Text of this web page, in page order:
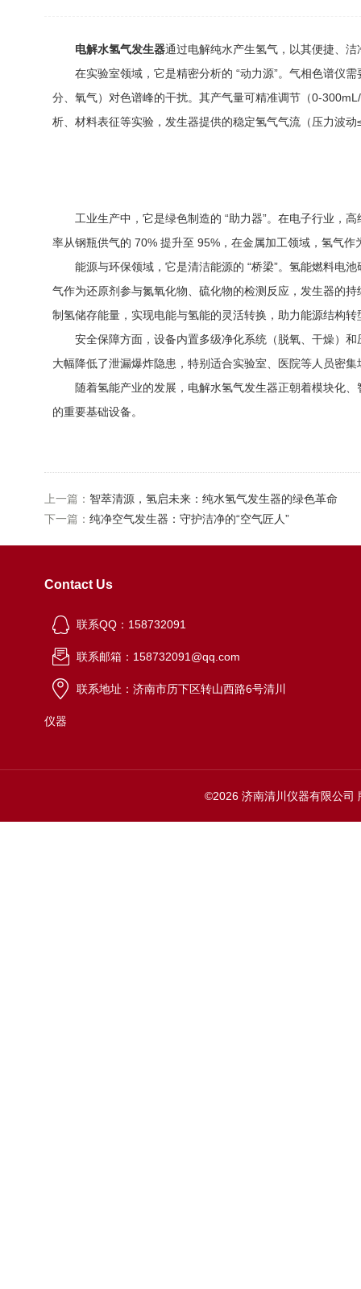
电解水氢气发生器通过电解纯水产生氢气，以其便捷、
在实验室领域，它是精密分析的 “动力源”。气相色谱仪需
分、氧气）对色谱峰的干扰。其产气量可精准调节（0-
析、材料表征等实验，发生器提供的稳定氢气气流（压力波
工业生产中，它是绿色制造的 “助力器”。在电子行业，高
率从钢瓶供气的 70% 提升至 95%，在金属加工领域，氢气
能源与环保领域，它是清洁能源的 “桥梁”。氢能燃料电池
气作为还原剂参与氮氧化物、硫化物的检测反应，发生器的
制氢储存能量，实现电能与氢能的灵活转换，助力能源结构转
安全保障方面，设备内置多级净化系统（脱氧、干燥）和
大幅降低了泄漏爆炸隐患，特别适合实验室、医院等人员密
随着氢能产业的发展，电解水氢气发生器正朝着模块化、
的重要基础设备。​
上一篇： 智萃清源，氢启未来：纯水氢气发生器的绿色革命
下一篇： 纯净空气发生器：守护洁净的“空气匠人”
Contact Us
联系QQ：158732091
联系邮箱：158732091@qq.com
联系地址：济南市历下区转山西路6号清川
仪器
©2026 济南清川仪器有限公